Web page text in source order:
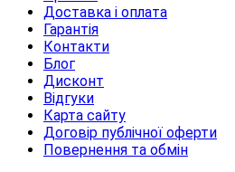
Доставка і оплата
Гарантія
Контакти
Блог
Дисконт
Відгуки
Карта сайту
Договір публічної оферти
Повернення та обмін